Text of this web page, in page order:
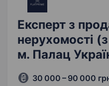
Експерт з
нерухомості
м. Палац
30 000 – 90 000